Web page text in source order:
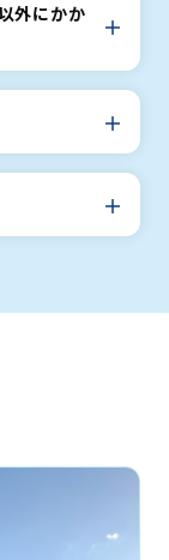
外にかか